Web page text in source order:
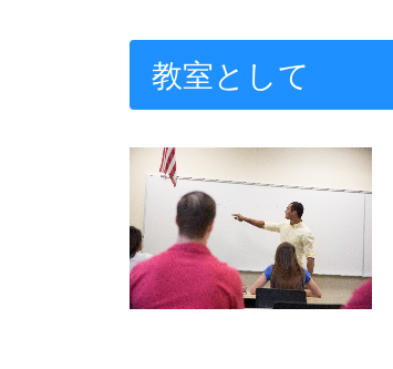
教室として